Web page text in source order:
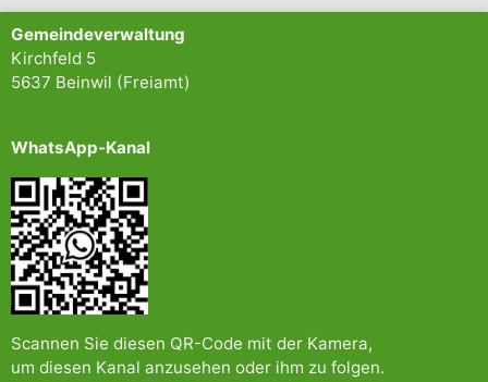
Gemeindeverwaltung
Kirchfeld 5
5637 Beinwil (Freiamt)
WhatsApp-Kanal
Scannen Sie diesen QR-Code mit der Kamera,
um diesen Kanal anzusehen oder ihm zu folgen.